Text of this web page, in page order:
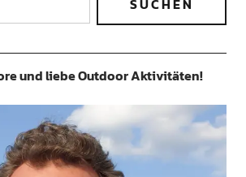
und liebe Outdoor Aktivitäten!